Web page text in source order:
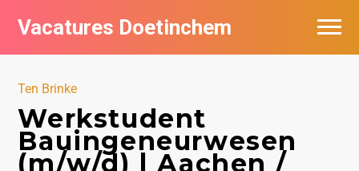
Vacatures Doetinchem
Ten Brinke
Werkstudent
Bauingeneurwesen
(m/w/d) | Aachen /
Vacatures per bedrijf
Nieuwsbrief feed